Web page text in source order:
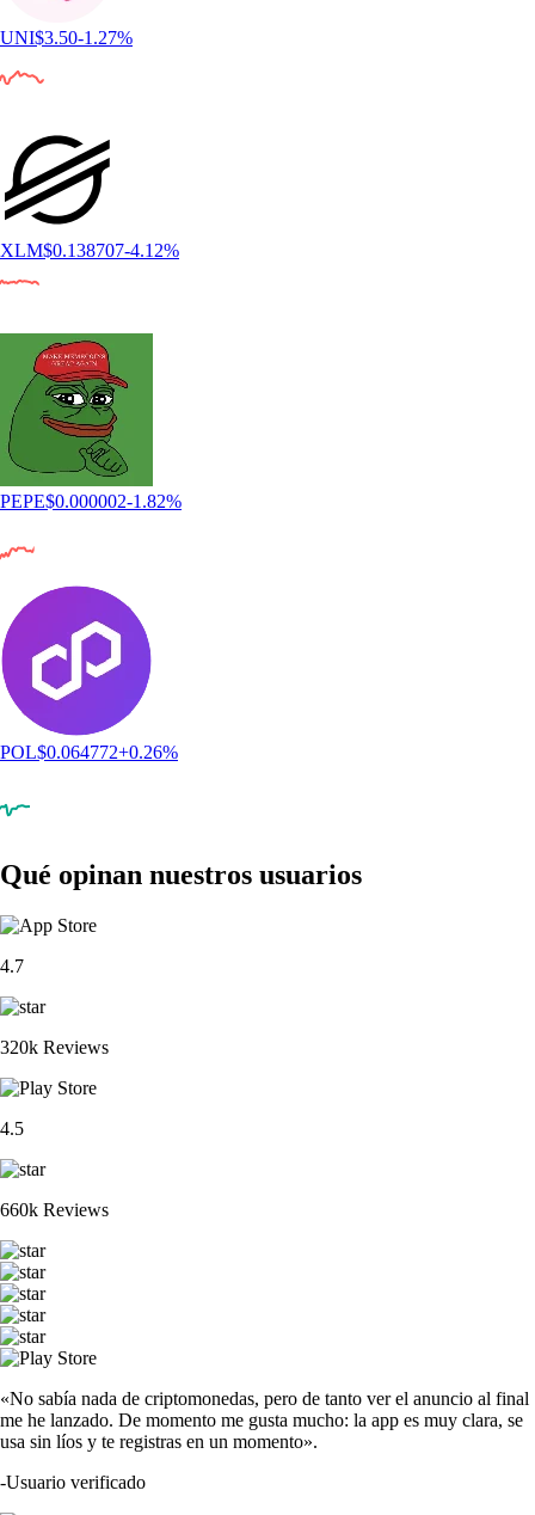
UNI$3.50-1.27%
XLM$0.138707-4.12%
PEPE$0.000002-1.82%
POL$0.064772+0.26%
Qué opinan nuestros usuarios
4.7
320k Reviews
4.5
660k Reviews
«No sabía nada de criptomonedas, pero de tanto ver el anuncio al final
me he lanzado. De momento me gusta mucho: la app es muy clara, se
usa sin líos y te registras en un momento».
-Usuario verificado